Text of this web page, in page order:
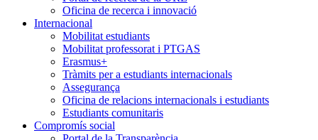
Oficina de recerca i innovació
Internacional
Mobilitat estudiants
Mobilitat professorat i PTGAS
Erasmus+
Tràmits per a estudiants internacionals
Assegurança
Oficina de relacions internacionals i estudiants
Estudiants comunitaris
Compromís social